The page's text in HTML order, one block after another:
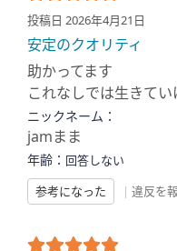
投稿日 2026年4月21日
安定のクオリティ
助かってます
これなしでは生きて
ニックネーム：
jamまま
年齢： 回答しない
参考になった
| 違反を